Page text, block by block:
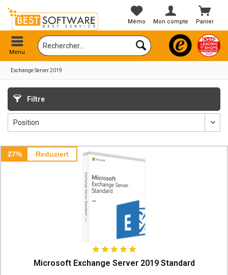
Panier
Mémo Mon compte
Menu
Exchange Server 2019
Filtre
27% Reduziert
Microsoft Exchange Server 2019 Standard